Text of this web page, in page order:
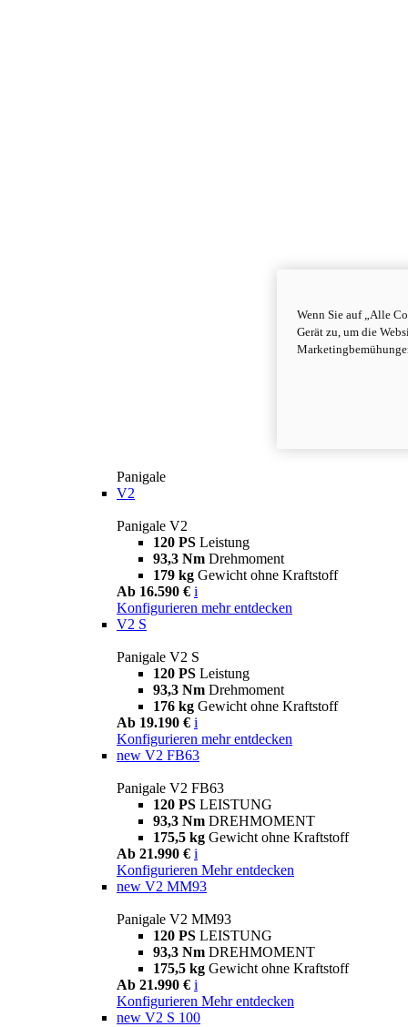
Panigale
V2
Panigale V2
120 PS Leistung
93,3 Nm Drehmoment
179 kg Gewicht ohne Kraftstoff
Ab 16.590 € i
Konfigurieren mehr entdecken
V2 S
Panigale V2 S
120 PS Leistung
93,3 Nm Drehmoment
176 kg Gewicht ohne Kraftstoff
Ab 19.190 € i
Konfigurieren mehr entdecken
new V2 FB63
Panigale V2 FB63
120 PS LEISTUNG
93,3 Nm DREHMOMENT
175,5 kg Gewicht ohne Kraftstoff
Ab 21.990 € i
Konfigurieren Mehr entdecken
new V2 MM93
Panigale V2 MM93
120 PS LEISTUNG
93,3 Nm DREHMOMENT
175,5 kg Gewicht ohne Kraftstoff
Ab 21.990 € i
Konfigurieren Mehr entdecken
new V2 S 100
Wenn Sie auf „Alle
Gerät zu, um die